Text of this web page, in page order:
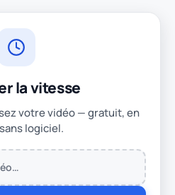
la vitesse
votre vidéo — gratuit, en
logiciel.